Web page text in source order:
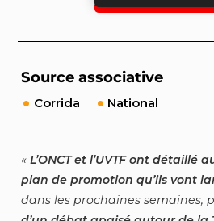
Source associative
Corrida National
L’ONCT et l’UVTF ont détaillé
plan de promotion qu’ils vont
dans les prochaines semaines,